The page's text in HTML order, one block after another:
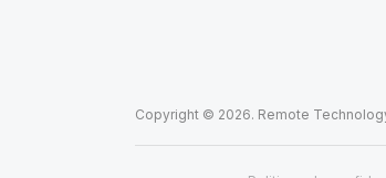
Copyright © 2026. Remote